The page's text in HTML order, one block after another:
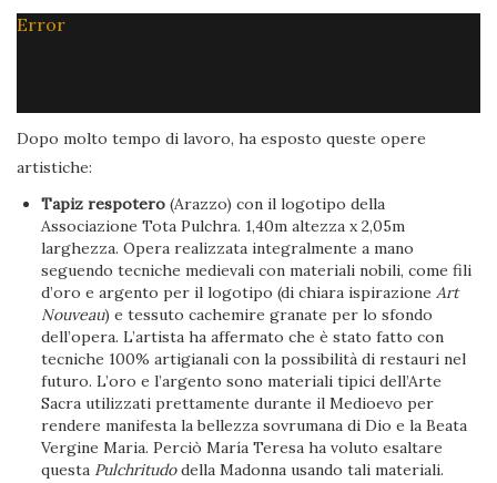
Error
Dopo molto tempo di lavoro, ha esposto queste opere
artistiche:
Tapiz respotero (Arazzo) con il logotipo della
Associazione Tota Pulchra. 1,40m altezza x 2,05m
larghezza. Opera realizzata integralmente a mano
seguendo tecniche medievali con materiali nobili, come fili
d’oro e argento per il logotipo (di chiara ispirazioneArt
Nouveau) e tessuto cachemire granate per lo sfondo
dell’opera. L’artista ha affermato che è stato fatto con
tecniche 100% artigianali con la possibilità di restauri nel
futuro. L’oro e l’argento sono materiali tipici dell’Arte
Sacra utilizzati prettamente durante il Medioevo per
rendere manifesta la bellezza sovrumana di Dio e la Beata
Vergine Maria. Perciò María Teresa ha voluto esaltare
questa Pulchritudodella Madonna usando tali materiali.